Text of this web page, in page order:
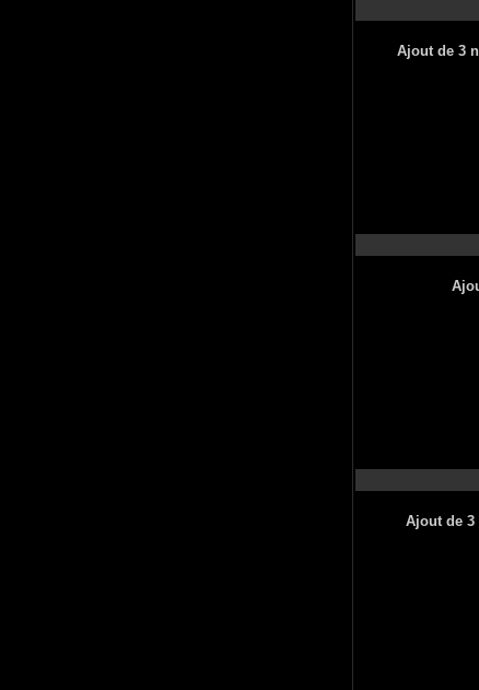
Ajout de 3
Ajout de 3